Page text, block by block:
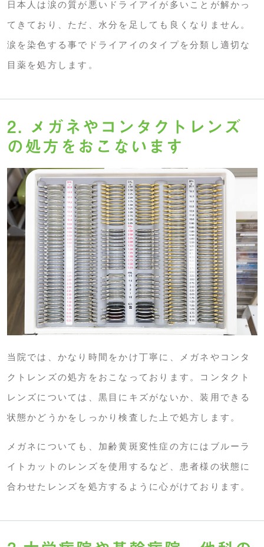
日本人は涙の質が悪いドライアイが多いことが解かっ
てきており、ただ、水分を足しても良くなりません。
涙を染色する事でドライアイのタイプを分類し適切な
目薬を処方します。
2. メガネやコンタクトレンズ
の処方をおこないます
当院では、かなり時間をかけ丁寧に、メガネやコンタ
クトレンズの処方をおこなっております。コンタクト
レンズについては、黒目にキズがないか、装用できる
状態かどうかをしっかり検査した上で処方します。
メガネについても、加齢黄斑変性症の方にはブルーラ
イトカットのレンズを使用するなど、患者様の状態に
合わせたレンズを処方するように心がけております。